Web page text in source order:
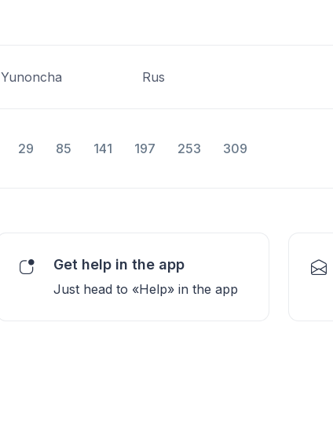
Yunoncha Rus
29 85 141 197 253 309
Get help in the app
Just head to «Help» in the app